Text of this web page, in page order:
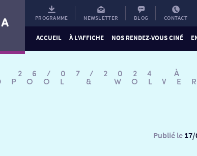
PROGRAMME NEWSLETTER BLOG CONTACT
ACCUEIL À L’AFFICHE NOS RENDEZ-VOUS CINÉ
26/07/2024 À
&
Publié le